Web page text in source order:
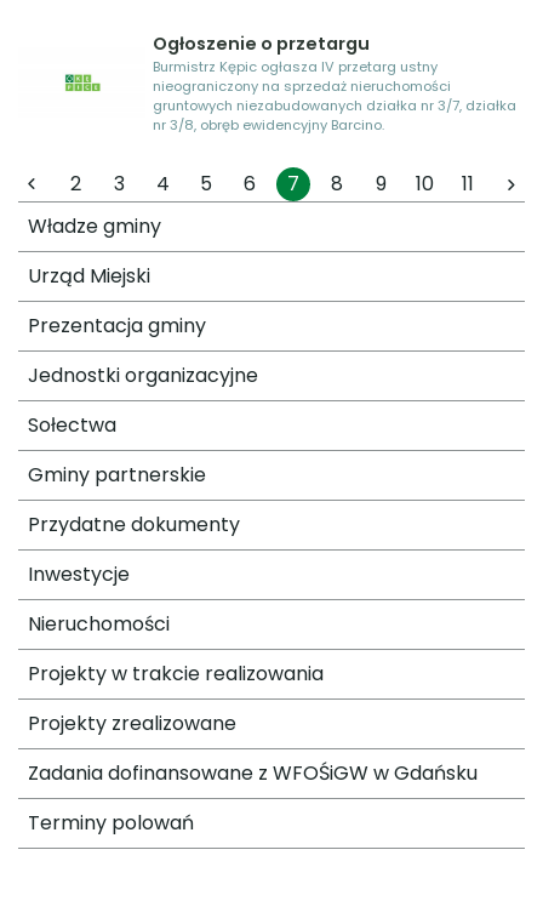
Ogłoszenie o przetargu
Burmistrz Kępic ogłasza IV przetarg ustny
nieograniczony na sprzedaż nieruchomości
gruntowych niezabudowanych działka nr 3/7, działka
nr 3/8, obręb ewidencyjny Barcino.
2 3 4 5 6 7 8 9 10
11
Władze gminy
Urząd Miejski
Prezentacja gminy
Jednostki organizacyjne
Sołectwa
Gminy partnerskie
Przydatne dokumenty
Inwestycje
Nieruchomości
Projekty w trakcie realizowania
Projekty zrealizowane
Zadania dofinansowane z WFOŚiGW w Gdańsku
Terminy polowań